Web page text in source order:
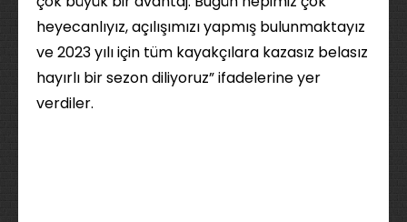
heyecanlıyız, açılışımızı yapmış bulunmaktayız
ve 2023 yılı için tüm kayakçılara kazasız belasız
hayırlı bir sezon diliyoruz” ifadelerine yer
verdiler.